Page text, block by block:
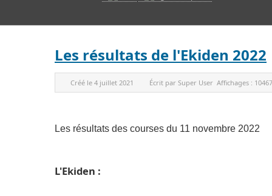
Les résultats de l'Ekiden 2022
Créé le 4 juillet 2021 Écrit par Super User Affichages : 10467
Les résultats des courses du 11 novembre 2022
L'Ekiden :